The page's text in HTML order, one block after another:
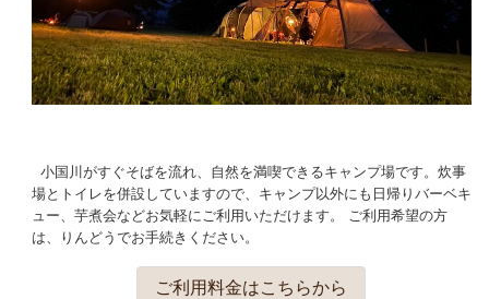
小国川がすぐそばを流れ、自然を満喫できるキャンプ場です。炊事
場とトイレを併設していますので、キャンプ以外にも日帰りバーベキ
ュー、芋煮会などお気軽にご利用いただけます。 ご利用希望の方
は、りんどうでお手続きください。
ご利用料金はこちらから